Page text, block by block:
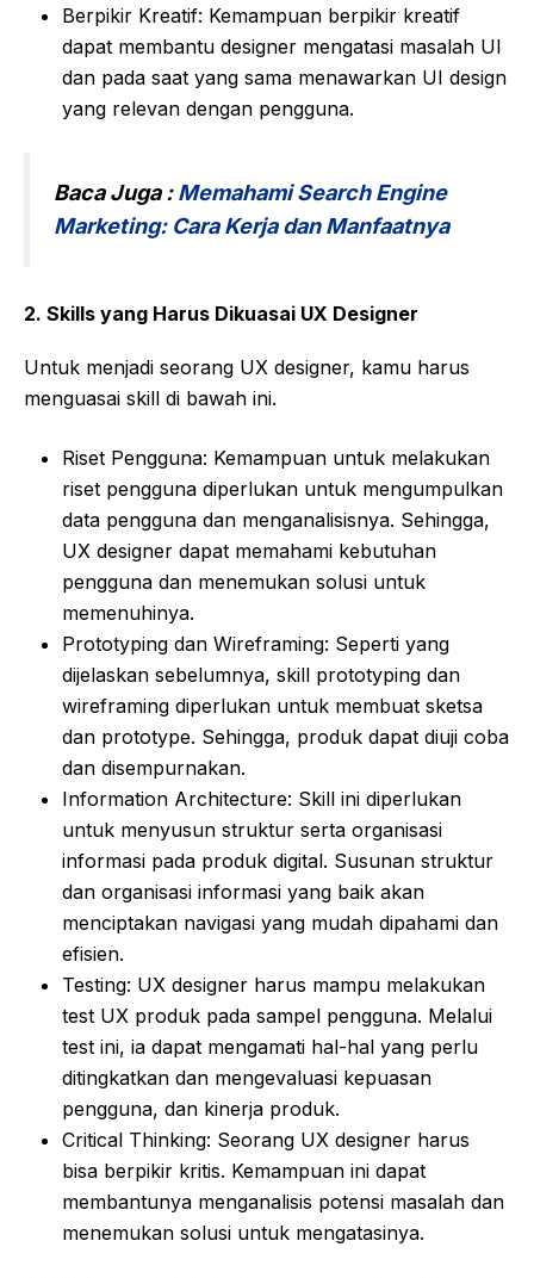
Berpikir Kreatif: Kemampuan berpikir kreatif
dapat membantu designer mengatasi masalah UI
dan pada saat yang sama menawarkan UI design
yang relevan dengan pengguna.
Baca Juga :Memahami Search Engine
Marketing: Cara Kerja dan Manfaatnya
2. Skills yang Harus Dikuasai UX Designer
Untuk menjadi seorang UX designer, kamu harus
menguasai skill di bawah ini.
Riset Pengguna: Kemampuan untuk melakukan
riset pengguna diperlukan untuk mengumpulkan
data pengguna dan menganalisisnya. Sehingga,
UX designer dapat memahami kebutuhan
pengguna dan menemukan solusi untuk
memenuhinya.
Prototyping dan Wireframing: Seperti yang
dijelaskan sebelumnya, skill prototyping dan
wireframing diperlukan untuk membuat sketsa
dan prototype. Sehingga, produk dapat diuji coba
dan disempurnakan.
Information Architecture: Skill ini diperlukan
untuk menyusun struktur serta organisasi
informasi pada produk digital. Susunan struktur
dan organisasi informasi yang baik akan
menciptakan navigasi yang mudah dipahami dan
efisien.
Testing: UX designer harus mampu melakukan
test UX produk pada sampel pengguna. Melalui
test ini, ia dapat mengamati hal-hal yang perlu
ditingkatkan dan mengevaluasi kepuasan
pengguna, dan kinerja produk.
Critical Thinking: Seorang UX designer harus
bisa berpikir kritis. Kemampuan ini dapat
membantunya menganalisis potensi masalah dan
menemukan solusi untuk mengatasinya.